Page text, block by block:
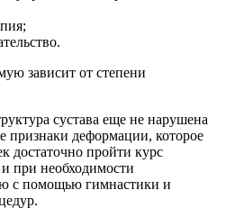
зависит от степени
сустава еще не нарушена
признаки деформации, которое
достаточно пройти курс
при необходимости
с помощью гимнастики и